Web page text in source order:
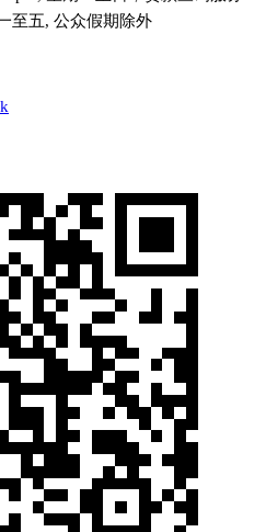
至五, 公众假期除外